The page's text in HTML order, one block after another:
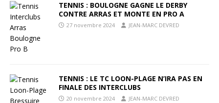
TENNIS : BOULOGNE GAGNE LE DERBY
CONTRE ARRAS ET MONTE EN PRO A
27 novembre 2024 JEAN-MARC DEVRED
TENNIS : LE TC LOON-PLAGE N’IRA PAS EN
FINALE DES INTERCLUBS
20 novembre 2024 JEAN-MARC DEVRED